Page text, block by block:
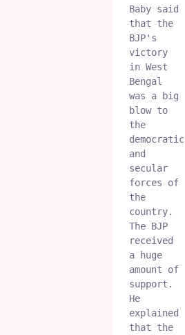
Baby said
that the
BJP's
victory
in West
Bengal
was a big
blow to
the
democratic
and
secular
forces of
the
country.
The BJP
received
a huge
amount of
support.
He
explained
that the